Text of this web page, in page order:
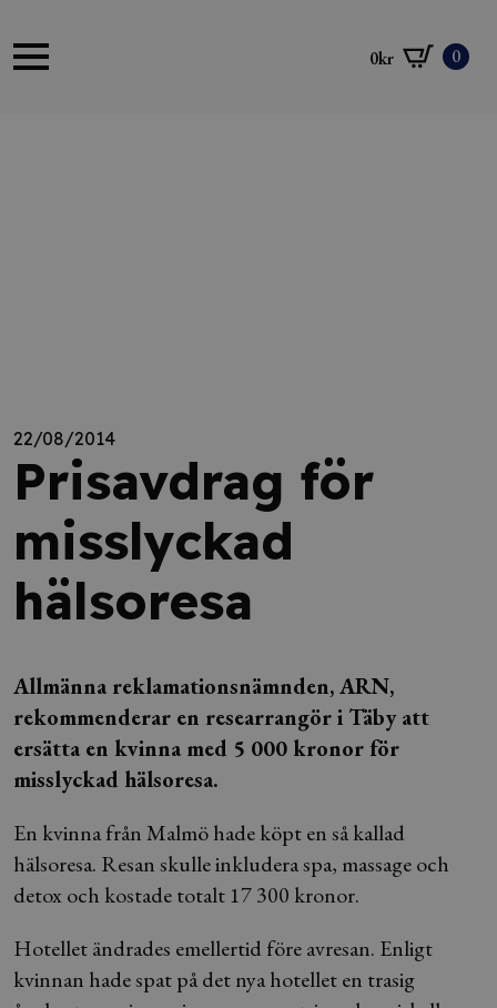
0kr 0
22/08/2014
Prisavdrag för
misslyckad
hälsoresa
Allmänna reklamationsnämnden, ARN,
rekommenderar en researrangör i Täby att
ersätta en kvinna med 5 000 kronor för
misslyckad hälsoresa.
En kvinna från Malmö hade köpt en så kallad
hälsoresa. Resan skulle inkludera spa, massage och
detox och kostade totalt 17 300 kronor.
Hotellet ändrades emellertid före avresan. Enligt
kvinnan hade spat på det nya hotellet en trasig